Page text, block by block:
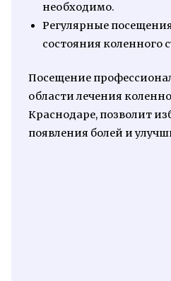
необходимо.
Регулярные
состояния коленного
Посещение
области лечения
Краснодаре, позволит
появления болей и